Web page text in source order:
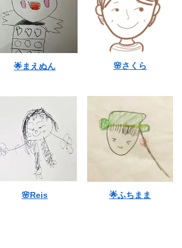
🌟まえぬん 🌸さくら
🌸Reis 🌟ふちまま